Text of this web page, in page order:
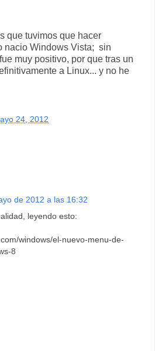
que tuvimos que hacer
nacio Windows Vista; sin
muy positivo, por que tras un
a Linux... y no he
24, 2012
de 2012 a las 16:32
leyendo esto:
windows/el-nuevo-menu-de-
8